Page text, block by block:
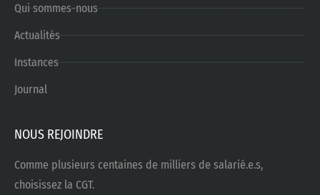
Qui sommes-nous
Actualités
Instances
Journal
NOUS REJOINDRE
Comme plusieurs centaines de milliers de salarié.e.s,
choisissez la CGT.